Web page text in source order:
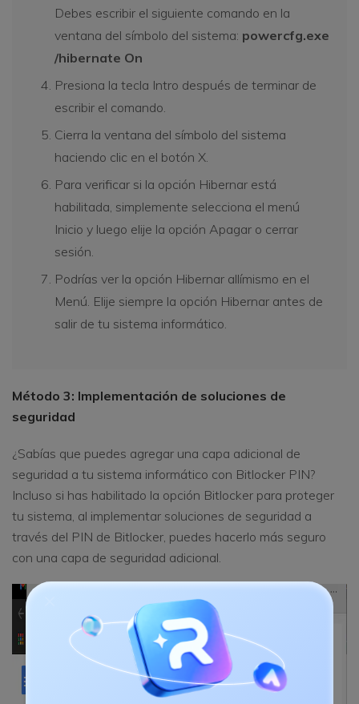
Debes escribir el siguiente comando en la
ventana del símbolo del sistema: powercfg.exe
/hibernate On
Presiona la tecla Intro después de terminar de
escribir el comando.
Cierra la ventana del símbolo del sistema
haciendo clic en el botón X.
Para verificar si la opción Hibernar está
habilitada, simplemente selecciona el menú
Inicio y luego elije la opción Apagar o cerrar
sesión.
Podrías ver la opción Hibernar allímismo en el
Menú. Elije siempre la opción Hibernar antes de
salir de tu sistema informático.
Método 3: Implementación de soluciones de
seguridad
¿Sabías que puedes agregar una capa adicional de
seguridad a tu sistema informático con Bitlocker PIN?
Incluso si has habilitado la opción Bitlocker para proteger
tu sistema, al implementar soluciones de seguridad a
través del PIN de Bitlocker, puedes hacerlo más seguro
con una capa de seguridad adicional.